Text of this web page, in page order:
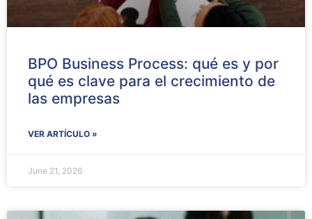
BPO Business Process: qué es y por
qué es clave para el crecimiento de
las empresas
VER ARTÍCULO »
June 21, 2026